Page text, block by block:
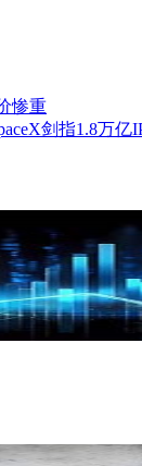
惨重
剑指1.8万